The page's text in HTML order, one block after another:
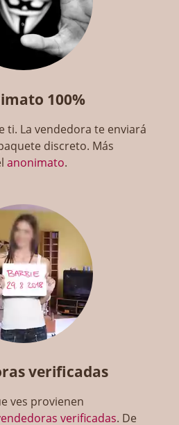
100%
ti. La vendedora te enviará
discreto. Más
anonimato.
verificadas
ves provienen
verificadas. De